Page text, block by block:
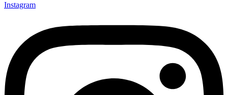
Instagram